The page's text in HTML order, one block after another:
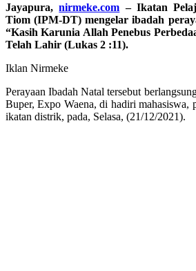
Jayapura,nirmeke.com – Ikatan
Tiom (IPM-DT) mengelar ibadah
“Kasih Karunia Allah Penebus
Telah Lahir (Lukas 2 :11).
Iklan Nirmeke
Perayaan Ibadah Natal tersebut
Buper, Expo Waena, di hadiri mahasiswa,
ikatan distrik, pada, Selasa, (21/12/2021).